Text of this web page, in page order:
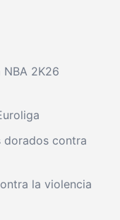
2K26
dorados contra
la violencia